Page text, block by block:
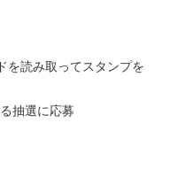
読み取ってスタンプを
抽選に応募